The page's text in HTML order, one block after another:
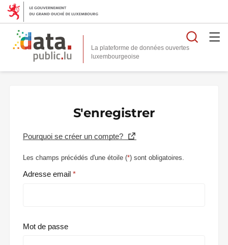
La plateforme de données ouvertes
S'enregistrer
Pourquoi se créer un compte?
Les champs précédés d'une étoile (*) sont obligatoires.
Adresse email
Mot de passe